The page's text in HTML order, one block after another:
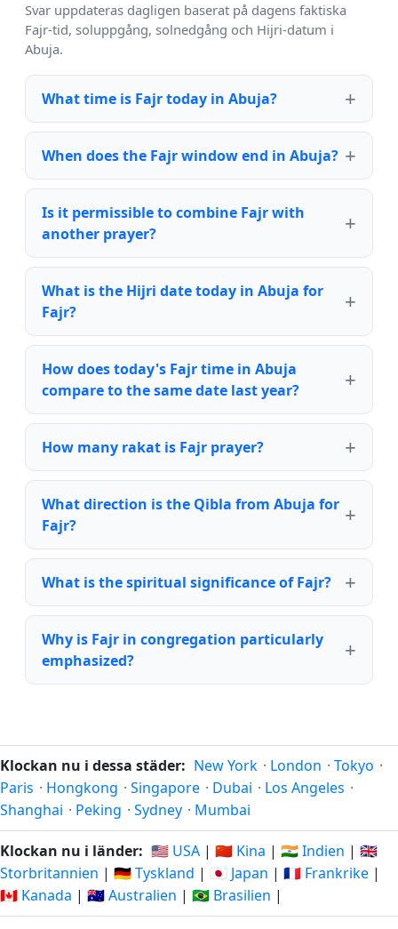
Svar uppdateras dagligen baserat på dagens faktiska
Fajr-tid, soluppgång, solnedgång och Hijri-datum i
Abuja.
What time is Fajr today in Abuja?
When does the Fajr window end in Abuja?
Is it permissible to combine Fajr with
another prayer?
What is the Hijri date today in Abuja for
Fajr?
How does today's Fajr time in Abuja
compare to the same date last year?
How many rakat is Fajr prayer?
What direction is the Qibla from Abuja for
Fajr?
What is the spiritual significance of Fajr?
Why is Fajr in congregation particularly
emphasized?
Klockan nu i dessa städer: New York · London · Tokyo ·
Paris · Hongkong · Singapore · Dubai · Los Angeles ·
Shanghai · Peking · Sydney · Mumbai
Klockan nu i länder: 🇺🇸 USA | 🇨🇳 Kina | 🇮🇳 Indien | 🇬🇧
Storbritannien | 🇩🇪 Tyskland | 🇯🇵 Japan | 🇫🇷 Frankrike |
🇨🇦 Kanada | 🇦🇺 Australien | 🇧🇷 Brasilien |